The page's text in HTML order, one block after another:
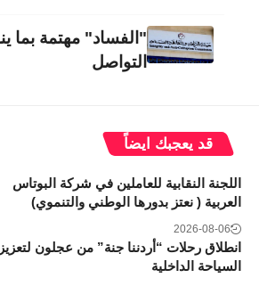
"الفساد" مهتمة بما
التواصل
قد يعجبك ايضاً
اللجنة النقابية للعاملين في شركة البوتاس
العربية ( نعتز بدورها الوطني والتنموي)
2026-08-06
انطلاق رحلات “أردننا جنة” من عجلون لتعزيز
السياحة الداخلية